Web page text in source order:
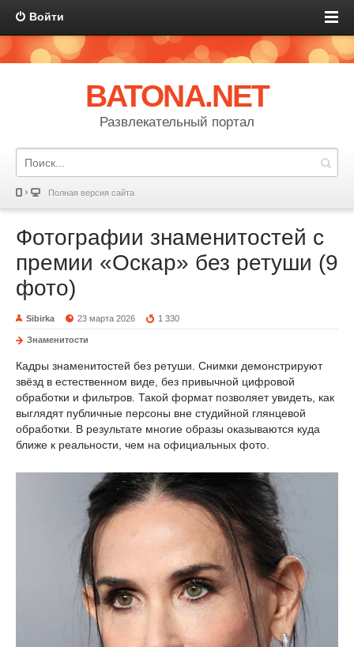
Войти
BATONA.NET
Развлекательный портал
Полная версия сайта
Фотографии знаменитостей с
премии «Оскар» без ретуши (9
фото)
Sibirka 23 марта 2026 1 330
Знаменитости
Кадры знаменитостей без ретуши. Снимки демонстрируют
звёзд в естественном виде, без привычной цифровой
обработки и фильтров. Такой формат позволяет увидеть, как
выглядят публичные персоны вне студийной глянцевой
обработки. В результате многие образы оказываются куда
ближе к реальности, чем на официальных фото.